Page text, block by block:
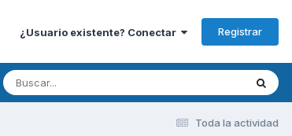
¿Usuario existente? Conectar Registrar
Toda la actividad